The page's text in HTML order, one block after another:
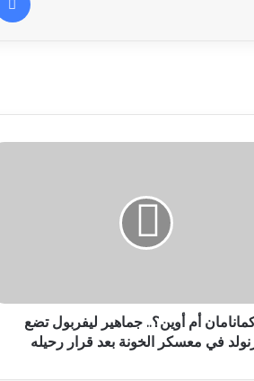
أم أوين؟.. جماهير ليفربول تضع
في معسكر الخونة بعد قرار رحيله